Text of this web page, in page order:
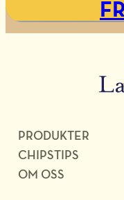
PRODUKTER
CHIPSTIPS
OM OSS